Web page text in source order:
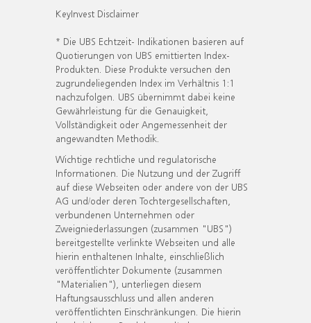
KeyInvest Disclaimer
* Die UBS Echtzeit- Indikationen basieren auf
Quotierungen von UBS emittierten Index-
Produkten. Diese Produkte versuchen den
zugrundeliegenden Index im Verhältnis 1:1
nachzufolgen. UBS übernimmt dabei keine
Gewährleistung für die Genauigkeit,
Vollständigkeit oder Angemessenheit der
angewandten Methodik.
Wichtige rechtliche und regulatorische
Informationen. Die Nutzung und der Zugriff
auf diese Webseiten oder andere von der UBS
AG und/oder deren Tochtergesellschaften,
verbundenen Unternehmen oder
Zweigniederlassungen (zusammen "UBS")
bereitgestellte verlinkte Webseiten und alle
hierin enthaltenen Inhalte, einschließlich
veröffentlichter Dokumente (zusammen
"Materialien"), unterliegen diesem
Haftungsausschluss und allen anderen
veröffentlichten Einschränkungen. Die hierin